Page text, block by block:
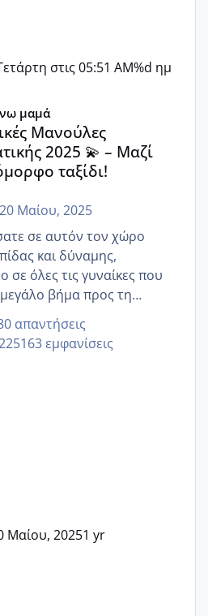
στις 05:51 AM%d ημ
Εξωσωματικής 2025 💫 – Μαζί
μαμά
Μανούλες
2025 💫 – Μαζί
ταξίδι!
20 Μαίου, 2025
σε αυτόν τον χώρο
και δύναμης,
σε όλες τις γυναίκες που
βήμα προς τη
μέσω εξωσωματικής το 2025.
αγωνίες, χαρές,
κάθε μικρή ή μεγάλη
απαντήσεις
εμφανίσεις
Μαίου, 20251 yr